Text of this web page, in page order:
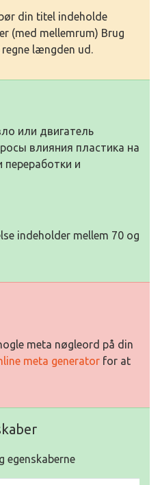
din titel indeholde
(med mellemrum) Brug
længden ud.
или двигатель
влияния пластика на
и
indeholder mellem 70 og
meta nøgleord på din
meta generator for at
egenskaberne